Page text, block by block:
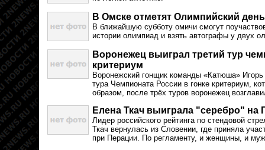
В Омске отметят Олимпийский день
В ближайшую субботу омичи смогут
истории олимпиад и взять автографы у двух
Воронежец выиграл третий тур
критериум
Воронежский гонщик команды «Катюша»
тура Чемпионата России в гонке критериум,
образом, после трёх туров воронежец
Елена Ткач выиграла "серебро" на
Лидер российского рейтинга по стендовой
Ткач вернулась из Словении, где приняла
при Перации. По регламенту, и женщины, и